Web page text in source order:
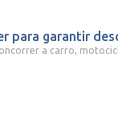
para garantir
a carro,